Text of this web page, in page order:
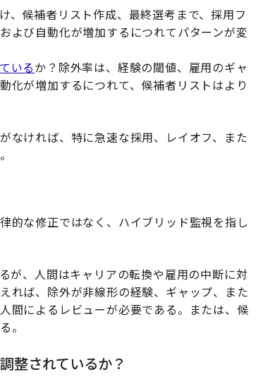
、候補者リスト作成、最終選考まで、採用フ
よび自動化が増加するにつれてパターンが変
いるか？除外率は、経験の閾値、雇用のギャ
化が増加するにつれて、候補者リストはより
なければ、特に急速な採用、レイオフ、また
的な修正ではなく、ハイブリッド監視を指し
が、人間はキャリアの転換や雇用の中断に対
れば、除外が非線形の経験、ギャップ、また
間によるレビューが必要である。または、候
。
整されているか？